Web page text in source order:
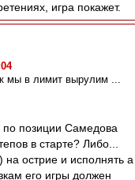
игра покажет.
мы в лимит вырулим ...
позиции Самедова
в старте? Либо...
острие и исполнять а
его игры должен